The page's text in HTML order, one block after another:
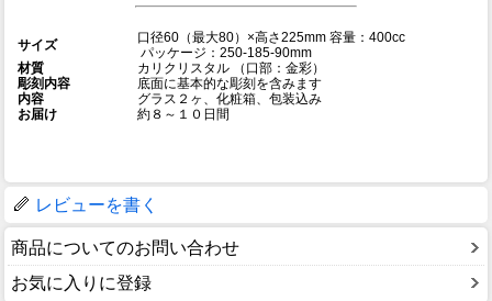
サイズ
口径60（最大80）×高さ225mm 容量：400cc
パッケージ：250-185-90mm
材質
カリクリスタル （口部：金彩）
彫刻内容
底面に基本的な彫刻を含みます
内容
グラス２ヶ、化粧箱、包装込み
お届け
約８～１０日間
レビューを書く
商品についてのお問い合わせ
お気に入りに登録